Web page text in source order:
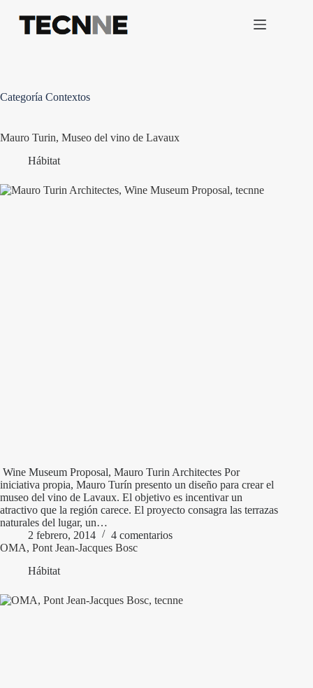
contenido
Categoría Contextos
Mauro Turin, Museo del vino de Lavaux
Hábitat
Wine Museum Proposal, Mauro Turin Architectes Por
iniciativa propia, Mauro Turín presento un diseño para crear el
museo del vino de Lavaux. El objetivo es incentivar un
atractivo que la región carece. El proyecto consagra las terrazas
naturales del lugar, un…
2 febrero, 2014
4 comentarios
OMA, Pont Jean-Jacques Bosc
Hábitat